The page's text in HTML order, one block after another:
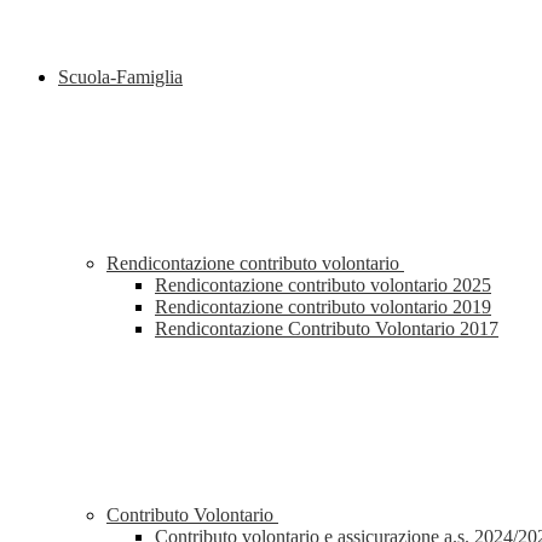
Scuola-Famiglia
Rendicontazione contributo volontario
Rendicontazione contributo volontario 2025
Rendicontazione contributo volontario 2019
Rendicontazione Contributo Volontario 2017
Contributo Volontario
Contributo volontario e assicurazione a.s. 2024/